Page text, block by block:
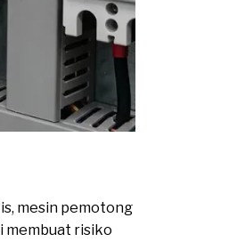
mesin pemotong
membuat risiko